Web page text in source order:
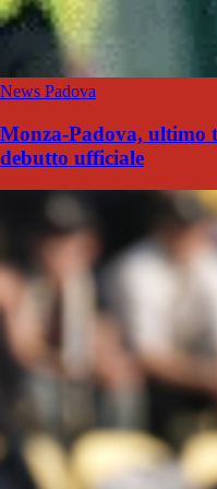
News Padova
Monza-Padova, ultimo
debutto ufficiale